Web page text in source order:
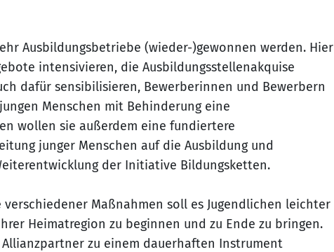
Ausbildungsbetriebe (wieder-)gewonnen werden. Hier
intensivieren, die Ausbildungsstellenakquise
dafür sensibilisieren, Bewerberinnen und Bewerbern
Menschen mit Behinderung eine
wollen sie außerdem eine fundiertere
junger Menschen auf die Ausbildung und
der Initiative Bildungsketten.
Maßnahmen soll es Jugendlichen leichter
Heimatregion zu beginnen und zu Ende zu bringen.
zu einem dauerhaften Instrument